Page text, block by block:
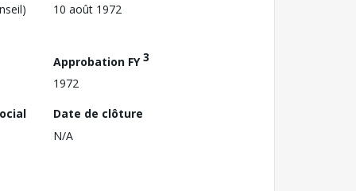
10 août 1972
Approbation FY3
1972
Date de clôture
N/A